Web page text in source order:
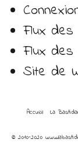
Flux des
Flux des
Site de
Accueil La
© 2010-2020